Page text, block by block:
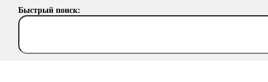
Быстрый поиск: